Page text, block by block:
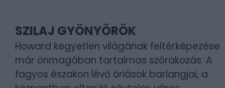
SZILAJ GYÖNYÖRÖK
Howard kegyetlen világának feltérképezése
már önmagában tartalmas szórakozás. A
fagyos északon lévő óriások barlangjai, a